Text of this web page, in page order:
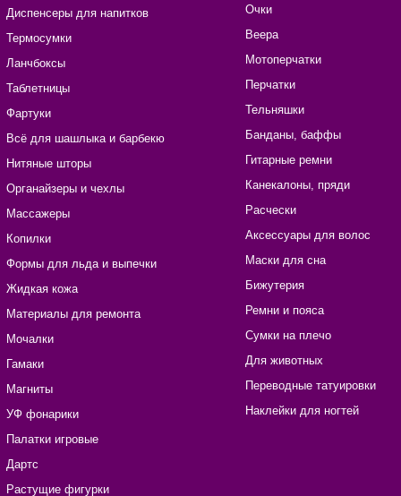
Диспенсеры для напитков
Термосумки
Ланчбоксы
Таблетницы
Фартуки
Всё для шашлыка и барбекю
Нитяные шторы
Органайзеры и чехлы
Массажеры
Копилки
Формы для льда и выпечки
Жидкая кожа
Материалы для ремонта
Мочалки
Гамаки
Магниты
УФ фонарики
Палатки игровые
Дартс
Растущие фигурки
Очки
Веера
Мотоперчатки
Перчатки
Тельняшки
Банданы, баффы
Гитарные ремни
Канекалоны, пряди
Расчески
Аксессуары для волос
Маски для сна
Бижутерия
Ремни и пояса
Сумки на плечо
Для животных
Переводные татуировки
Наклейки для ногтей